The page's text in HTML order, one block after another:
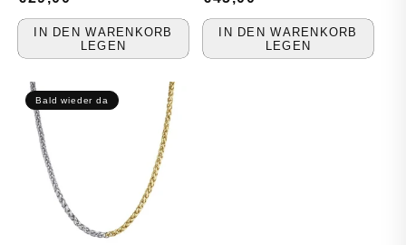
PREIS
IN DEN WARENKORB
LEGEN
PREIS
IN DEN WARENKORB
LEGEN
Bald wieder da